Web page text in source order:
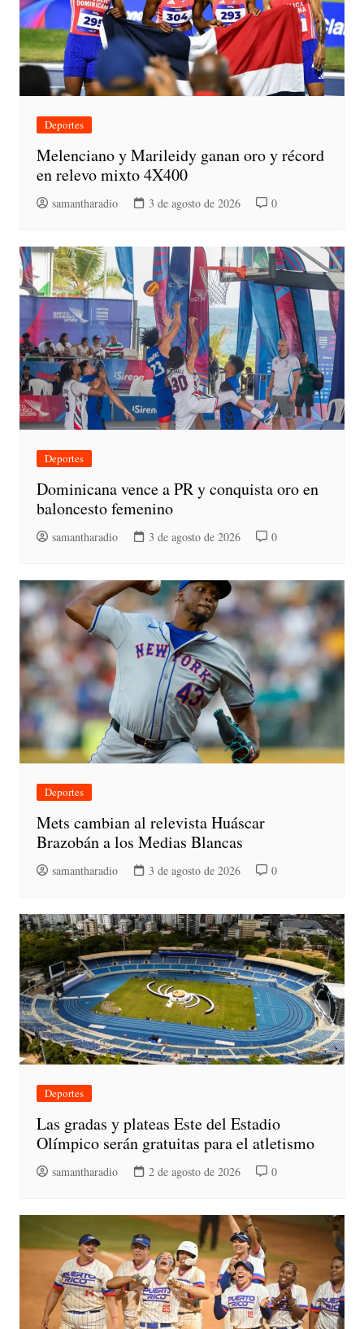
Deportes
Melenciano y Marileidy ganan oro y récord
en relevo mixto 4X400
samantharadio 3 de agosto de 2026 0
Deportes
Dominicana vence a PR y conquista oro en
baloncesto femenino
samantharadio 3 de agosto de 2026 0
Deportes
Mets cambian al relevista Huáscar
Brazobán a los Medias Blancas
samantharadio 3 de agosto de 2026 0
Deportes
Las gradas y plateas Este del Estadio
Olímpico serán gratuitas para el atletismo
samantharadio 2 de agosto de 2026 0